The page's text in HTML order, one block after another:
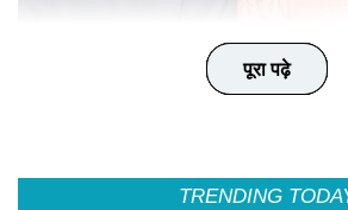
पूरा पढ़े
पूरा पढ़े
पूरा पढ़े
पूरा पढ़े
पूरा पढ़े
TRENDING